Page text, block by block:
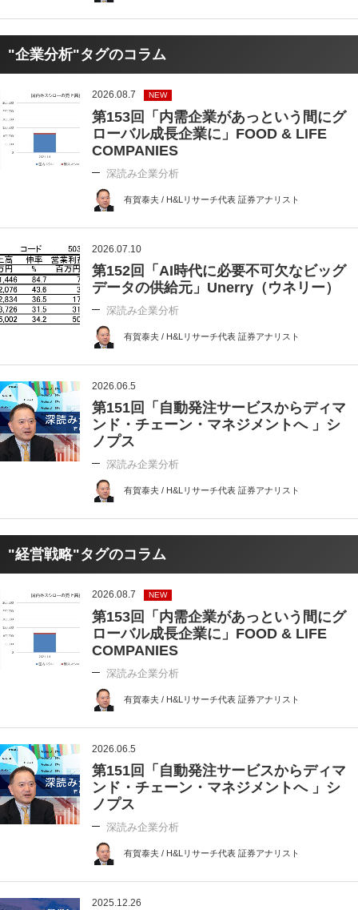
"企業分析"タグのコラム
2026.08.7 NEW
第153回「内需企業があっという間にグ
ローバル成長企業に」FOOD & LIFE
COMPANIES
深読み企業分析
有賀泰夫 / H&Lリサーチ代表 証券アナリスト
2026.07.10
第152回「AI時代に必要不可欠なビッグ
データの供給元」Unerry（ウネリー）
深読み企業分析
有賀泰夫 / H&Lリサーチ代表 証券アナリスト
2026.06.5
第151回「自動発注サービスからディマ
ンド・チェーン・マネジメントへ 」シ
ノプス
深読み企業分析
有賀泰夫 / H&Lリサーチ代表 証券アナリスト
"経営戦略"タグのコラム
2026.08.7 NEW
第153回「内需企業があっという間にグ
ローバル成長企業に」FOOD & LIFE
COMPANIES
深読み企業分析
有賀泰夫 / H&Lリサーチ代表 証券アナリスト
2026.06.5
第151回「自動発注サービスからディマ
ンド・チェーン・マネジメントへ 」シ
ノプス
深読み企業分析
有賀泰夫 / H&Lリサーチ代表 証券アナリスト
2025.12.26